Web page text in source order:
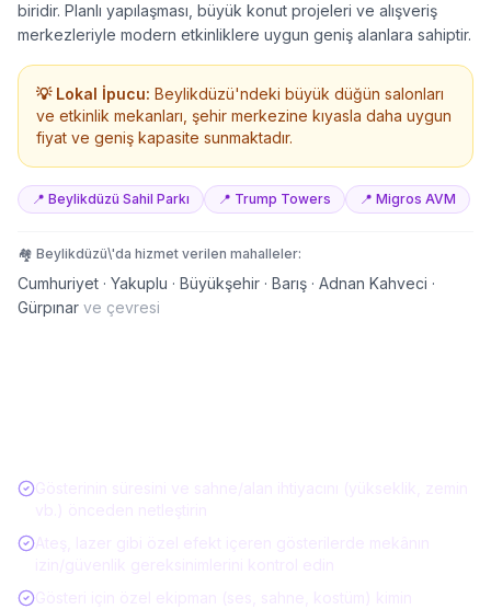
biridir. Planlı yapılaşması, büyük konut projeleri ve alışveriş
merkezleriyle modern etkinliklere uygun geniş alanlara sahiptir.
💡 Lokal İpucu: Beylikdüzü'ndeki büyük düğün salonları
ve etkinlik mekanları, şehir merkezine kıyasla daha uygun
fiyat ve geniş kapasite sunmaktadır.
📍 Beylikdüzü Sahil Parkı 📍 Trump Towers 📍 Migros AVM
🏘️ Beylikdüzü\'da hizmet verilen mahalleler:
Cumhuriyet · Yakuplu · Büyükşehir · Barış · Adnan Kahveci ·
Gürpınar ve çevresi